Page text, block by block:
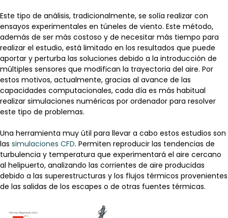
Este tipo de análisis, tradicionalmente, se solía realizar con
ensayos experimentales en túneles de viento. Este método,
además de ser más costoso y de necesitar más tiempo para
realizar el estudio, está limitado en los resultados que puede
aportar y perturba las soluciones debido a la introducción de
múltiples sensores que modifican la trayectoria del aire. Por
estos motivos, actualmente, gracias al avance de las
capacidades computacionales, cada día es más habitual
realizar simulaciones numéricas por ordenador para resolver
este tipo de problemas.
Una herramienta muy útil para llevar a cabo estos estudios son
las simulaciones CFD. Permiten reproducir las tendencias de
turbulencia y temperatura que experimentará el aire cercano
al helipuerto, analizando las corrientes de aire producidas
debido a las superestructuras y los flujos térmicos provenientes
de las salidas de los escapes o de otras fuentes térmicas.